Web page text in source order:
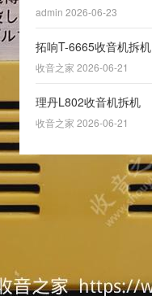
admin 2026-06-23
拓响T-6665收音机拆机
收音之家 2026-06-21
理丹L802收音机拆机
收音之家 2026-06-21